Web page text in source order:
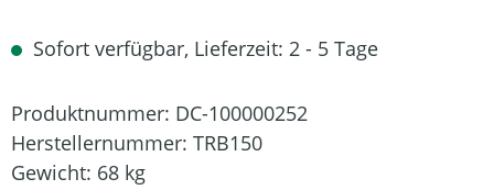
Sofort verfügbar, Lieferzeit: 2 - 5 Tage
Produktnummer: DC-100000252
Herstellernummer: TRB150
Gewicht: 68 kg